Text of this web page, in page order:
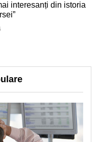
interesanți din istoria